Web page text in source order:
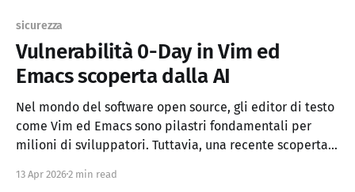
e
sicurezza
Vulnerabilità 0-Day in Vim ed
Emacs scoperta dalla AI
Nel mondo del software open source, gli editor di testo
come Vim ed Emacs sono pilastri fondamentali per
milioni di sviluppatori. Tuttavia, una recente scoperta
riuscita a identificare delle vulnerabilità critiche che
13 Apr 20262 min read